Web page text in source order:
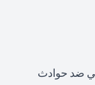
ضد حوادث